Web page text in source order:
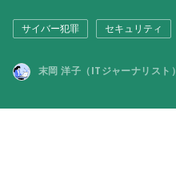
サイバー犯罪 セキュリティ
末岡 洋子（ITジャーナリスト）